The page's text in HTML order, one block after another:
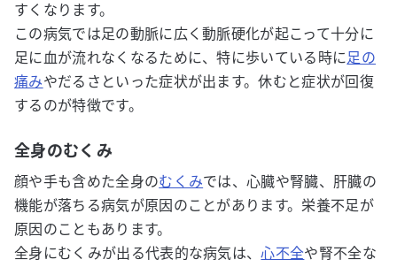
すくなります。
この病気では足の動脈に広く動脈硬化が起こって十分に
足に血が流れなくなるために、特に歩いている時に足の
痛みやだるさといった症状が出ます。休むと症状が回復
するのが特徴です。
全身のむくみ
顔や手も含めた全身のむくみでは、心臓や腎臓、肝臓の
機能が落ちる病気が原因のことがあります。栄養不足が
原因のこともあります。
全身にむくみが出る代表的な病気は、心不全や腎不全な